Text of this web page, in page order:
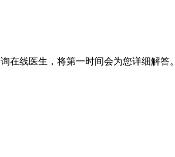
在线医生，将第一时间会为您详细解答。